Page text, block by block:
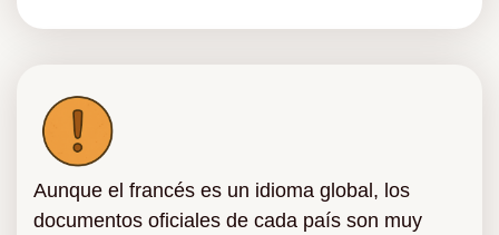
Aunque el francés es un idioma global, los
documentos oficiales de cada país son muy